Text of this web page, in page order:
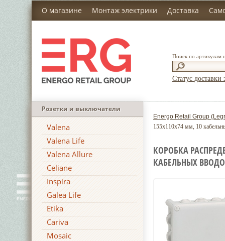
О магазине Монтаж электрики Доставка
Поиск по артикулам
Статус доставки
Розетки и выключатели
Valena
Valena Life
Valena Allure
Celiane
Inspira
Galea Life
Etika
Cariva
Mosaic
Energo Retail Group
155х110х74 мм, 10
КОРОБКА
КАБЕЛЬНЫХ